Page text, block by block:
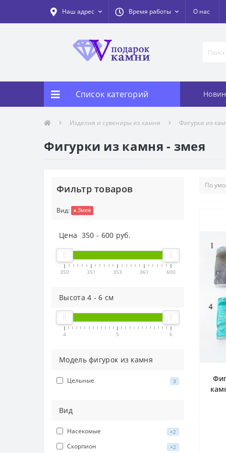
Наш адрес Время работы О нас
Список категорий
Изделия и сувениры из камня Фигурки из
Фигурки из камня - змея
Фильтр товаров
Вид: Змея
Цена 350 - 600 руб.
350 351 353 361 600
Высота4 -6 см
4 5 6
Модель фигурок из камня
Цельные 3
Вид
Насекомые +2
Скорпион +2